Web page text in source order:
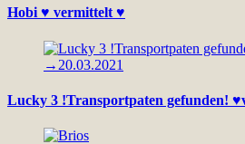
Hobi ♥ vermittelt ♥
Lucky 3 !Transportpaten gefunden!